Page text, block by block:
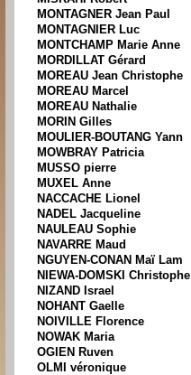
MONTAGNER Jean Paul
MONTAGNIER Luc
MONTCHAMP Marie Anne
MORDILLAT Gérard
MOREAU Jean Christophe
MOREAU Marcel
MOREAU Nathalie
MORIN Gilles
MOULIER-BOUTANG Yann
MOWBRAY Patricia
MUSSO pierre
MUXEL Anne
NACCACHE Lionel
NADEL Jacqueline
NAULEAU Sophie
NAVARRE Maud
NGUYEN-CONAN Maï Lam
NIEWA-DOMSKI Christophe
NIZAND Israel
NOHANT Gaelle
NOIVILLE Florence
NOWAK Maria
OGIEN Ruven
OLMI véronique